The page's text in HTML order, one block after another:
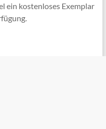
ein kostenloses Exemplar